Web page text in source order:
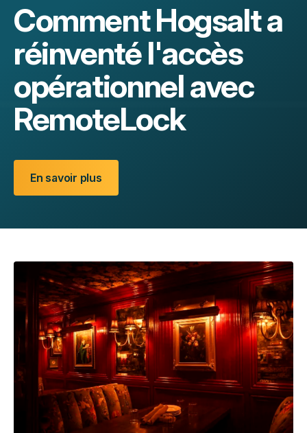
Comment Hogsalt a
réinventé l'accès
opérationnel avec
RemoteLock
En savoir plus